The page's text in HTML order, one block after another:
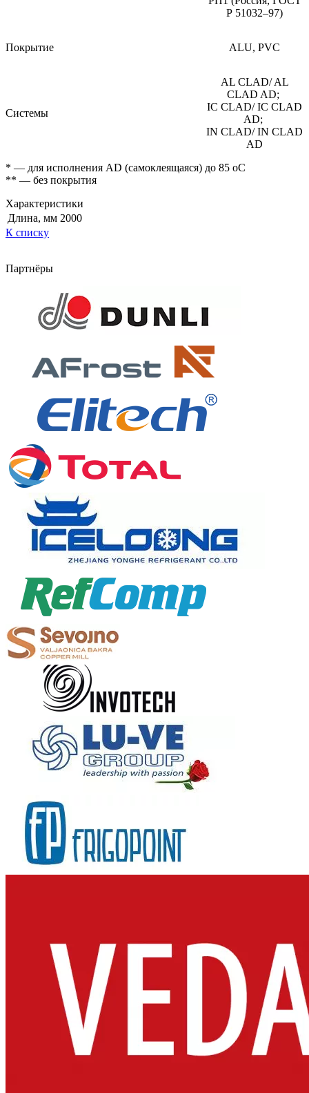
Р 51032–97)
Покрытие ALU, PVC
Системы
AL CLAD/ AL
CLAD AD;
IC CLAD/ IC CLAD
AD;
IN CLAD/ IN CLAD
AD
* — для исполнения AD (самоклеящаяся) до 85 оС
** — без покрытия
Характеристики
Длина, мм 2000
К списку
Партнёры